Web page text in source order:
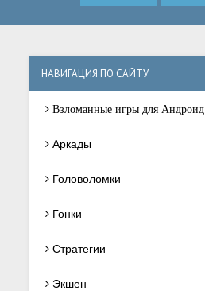
НАВИГАЦИЯ ПО САЙТУ
Взломанные игры для Андроид
Аркады
Головоломки
Гонки
Стратегии
Экшен